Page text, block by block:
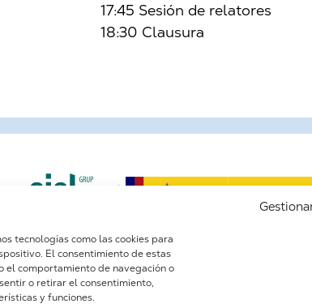
tecnologías como las cookies para
El consentimiento de estas
el comportamiento de navegación o
o retirar el consentimiento,
y funciones.
17:45 Sesión de relatores
18:30 Clausura